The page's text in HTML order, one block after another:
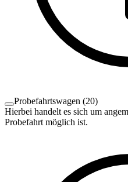
Probefahrtswagen (20)
Hierbei handelt es sich um
Probefahrt möglich ist.